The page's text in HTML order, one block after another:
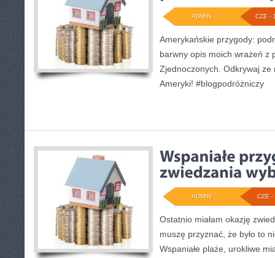
CZE -
ADMIN
Amerykańskie przygody:
barwny opis moich wrażeń z
Zjednoczonych. Odkrywaj
Ameryki! #blogpodróżniczy
CZE -
ADMIN
Ostatnio miałam okazję
muszę przyznać, że było to
Wspaniałe plaże, urokliwe